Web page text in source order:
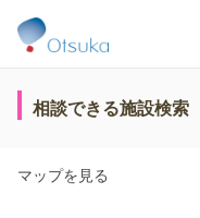
相談できる施設検索
マップを見る